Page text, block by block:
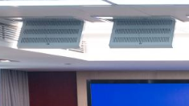
鄉村振興 生態環境 一帶一路
國展會 大國保險